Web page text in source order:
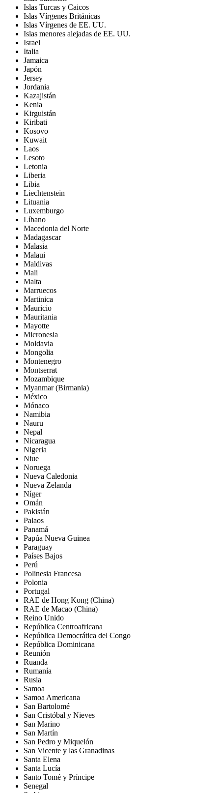
Islas Turcas y Caicos
Islas Vírgenes Británicas
Islas Vírgenes de EE. UU.
Islas menores alejadas de EE. UU.
Israel
Italia
Jamaica
Japón
Jersey
Jordania
Kazajistán
Kenia
Kirguistán
Kiribati
Kosovo
Kuwait
Laos
Lesoto
Letonia
Liberia
Libia
Liechtenstein
Lituania
Luxemburgo
Líbano
Macedonia del Norte
Madagascar
Malasia
Malaui
Maldivas
Mali
Malta
Marruecos
Martinica
Mauricio
Mauritania
Mayotte
Micronesia
Moldavia
Mongolia
Montenegro
Montserrat
Mozambique
Myanmar (Birmania)
México
Mónaco
Namibia
Nauru
Nepal
Nicaragua
Nigeria
Niue
Noruega
Nueva Caledonia
Nueva Zelanda
Níger
Omán
Pakistán
Palaos
Panamá
Papúa Nueva Guinea
Paraguay
Países Bajos
Perú
Polinesia Francesa
Polonia
Portugal
RAE de Hong Kong (China)
RAE de Macao (China)
Reino Unido
República Centroafricana
República Democrática del Congo
República Dominicana
Reunión
Ruanda
Rumanía
Rusia
Samoa
Samoa Americana
San Bartolomé
San Cristóbal y Nieves
San Marino
San Martín
San Pedro y Miquelón
San Vicente y las Granadinas
Santa Elena
Santa Lucía
Santo Tomé y Príncipe
Senegal